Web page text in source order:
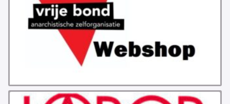
GROEPEN
ANARCHISTISCHE GROEP A’DAM
ANARCHISTISCH COLLECTIEF BRUGGE